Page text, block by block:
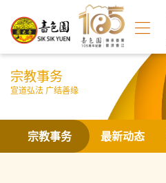
宗教事务
宣道弘法 广结善缘
宗教事务 最新动态